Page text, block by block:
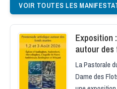
VOIR TOUTES LES
Exposition
autour des
La Pastorale
Dame des